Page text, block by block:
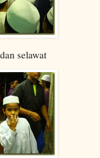
selawat